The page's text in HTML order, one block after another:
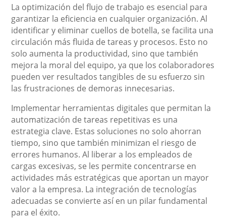
La optimización del flujo de trabajo es esencial para
garantizar la eficiencia en cualquier organización. Al
identificar y eliminar cuellos de botella, se facilita una
circulación más fluida de tareas y procesos. Esto no
solo aumenta la productividad, sino que también
mejora la moral del equipo, ya que los colaboradores
pueden ver resultados tangibles de su esfuerzo sin
las frustraciones de demoras innecesarias.
Implementar herramientas digitales que permitan la
automatización de tareas repetitivas es una
estrategia clave. Estas soluciones no solo ahorran
tiempo, sino que también minimizan el riesgo de
errores humanos. Al liberar a los empleados de
cargas excesivas, se les permite concentrarse en
actividades más estratégicas que aportan un mayor
valor a la empresa. La integración de tecnologías
adecuadas se convierte así en un pilar fundamental
para el éxito.